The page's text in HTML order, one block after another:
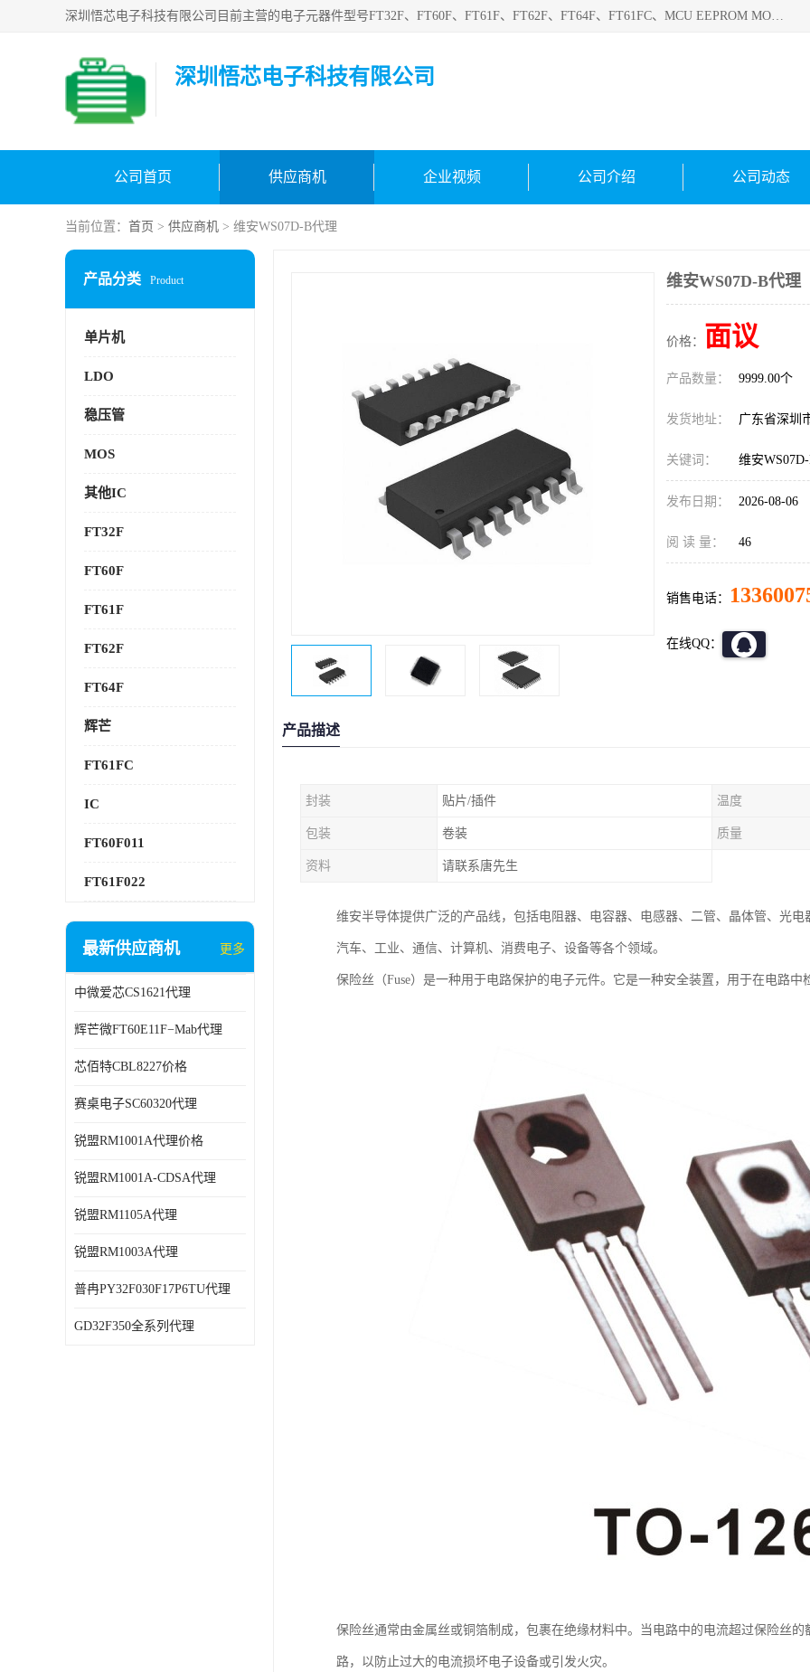
深圳悟芯电子科技有限公司目前主营的电子元器件型号FT32F、FT60F、FT61F、FT62F、FT64F、FT61FC、MCU EEPROM MOS LDO 稳压管 触摸IC DC-DC AC-DC 协议IC等，广泛应用于LED射灯、LED日光灯、等诸多领域。
深圳悟芯电子科技有限公司
公司首页 供应商机 企业视频 公司介绍 公司动态
当前位置： 首页 > 供应商机 > 维安WS07D-B代理
产品分类 Product
单片机
LDO
稳压管
MOS
其他IC
FT32F
FT60F
FT61F
FT62F
FT64F
辉芒
FT61FC
IC
FT60F011
FT61F022
最新供应商机 更多
中微爱芯CS1621代理
辉芒微FT60E11F−Mab代理
芯佰特CBL8227价格
赛桌电子SC60320代理
锐盟RM1001A代理价格
锐盟RM1001A-CDSA代理
锐盟RM1105A代理
锐盟RM1003A代理
普冉PY32F030F17P6TU代理
GD32F350全系列代理
维安WS07D-B代理
价格： 面议
产品数量： 9999.00个
发货地址： 广东省深圳
关键词： 维安
发布日期： 2026-08-06
阅 读 量： 46
销售电话：
在线QQ：
产品描述
封装 贴片/插件 温度
包装 卷装 质量
资料 请联系唐先生
维安半导体提供广泛的产品线，包括电阻器、电容器、电感器、二管、晶体管、光
汽车、工业、通信、计算机、消费电子、设备等各个领域。
保险丝（Fuse）是一种用于电路保护的电子元件。它是一种安全装置，用于在电路
保险丝通常由金属丝或铜箔制成，包裹在绝缘材料中。当电路中的电流超过保险丝
路，以防止过大的电流损坏电子设备或引发火灾。